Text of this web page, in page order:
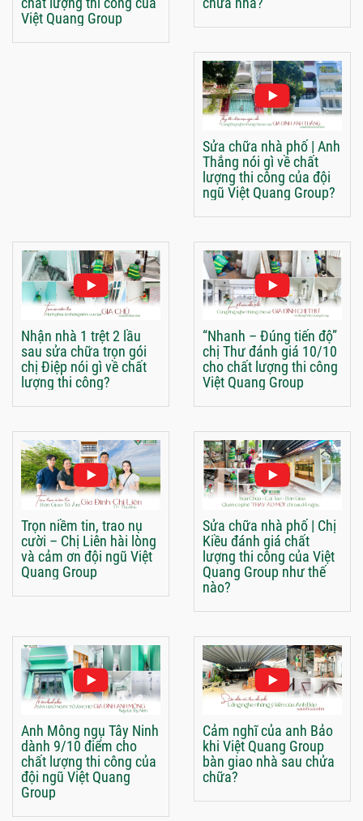
Việt Quang Group
Sửa chữa nhà phố | Anh
Thắng nói gì về chất
lượng thi công của đội
ngũ Việt Quang Group?
Nhận nhà 1 trệt 2 lầu
sau sửa chữa trọn gói
chị Điệp nói gì về chất
lượng thi công?
“Nhanh – Đúng tiến độ”
chị Thư đánh giá 10/10
cho chất lượng thi công
Việt Quang Group
Trọn niềm tin, trao nụ
cười – Chị Liên hài lòng
và cảm ơn đội ngũ Việt
Quang Group
Sửa chữa nhà phố | Chị
Kiều đánh giá chất
lượng thi công của Việt
Quang Group như thế
nào?
Anh Mông ngụ Tây Ninh
dành 9/10 điểm cho
chất lượng thi công của
đội ngũ Việt Quang
Group
Cảm nghĩ của anh Bảo
khi Việt Quang Group
bàn giao nhà sau chửa
chữa?